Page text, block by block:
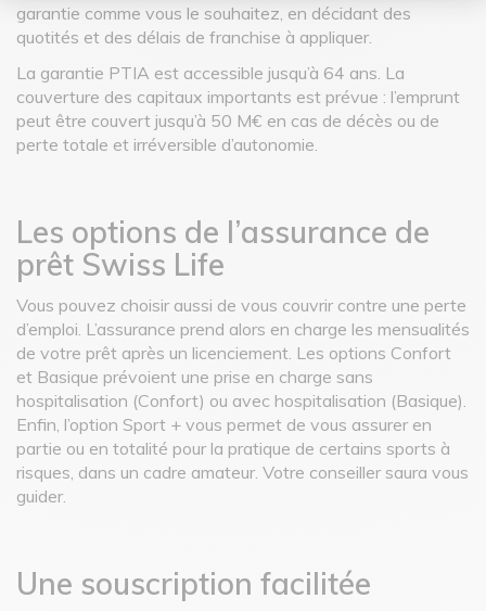
garantie comme vous le souhaitez, en décidant des
quotités et des délais de franchise à appliquer.
La garantie PTIA est accessible jusqu’à 64 ans. La
couverture des capitaux importants est prévue : l’emprunt
peut être couvert jusqu’à 50 M€ en cas de décès ou de
perte totale et irréversible d’autonomie.
Les options de l’assurance de
prêt Swiss Life
Vous pouvez choisir aussi de vous couvrir contre une perte
d’emploi. L’assurance prend alors en charge les mensualités
de votre prêt après un licenciement. Les options Confort
et Basique prévoient une prise en charge sans
hospitalisation (Confort) ou avec hospitalisation (Basique).
Enfin, l’option Sport + vous permet de vous assurer en
partie ou en totalité pour la pratique de certains sports à
risques, dans un cadre amateur. Votre conseiller saura vous
guider.
Une souscription facilitée